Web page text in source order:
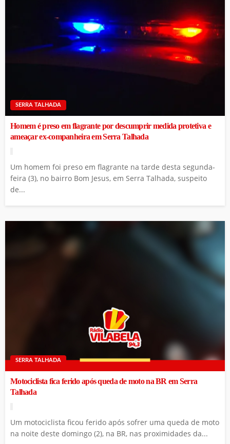
SERRA TALHADA
Homem é preso em flagrante por descumprir medida protetiva e
ameaçar ex-companheira em Serra Talhada
Um homem foi preso em flagrante na tarde desta segunda-
feira (3), no bairro Bom Jesus, em Serra Talhada, suspeito
de...
SERRA TALHADA
Motociclista fica ferido após queda de moto na BR em Serra
Talhada
Um motociclista ficou ferido após sofrer uma queda de moto
na noite deste domingo (2), na BR, nas proximidades da...